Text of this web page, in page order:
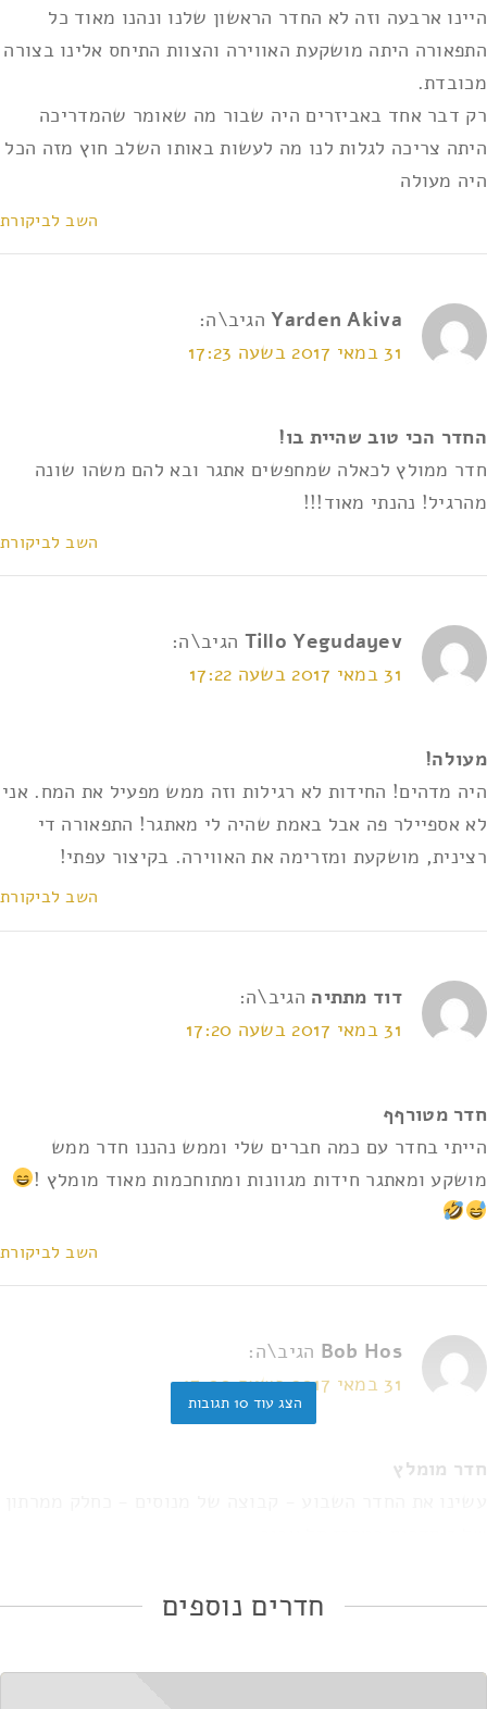
היינו ארבעה וזה לא החדר הראשון שלנו ונהנו מאוד כל
התפאורה היתה מושקעת האווירה והצוות התיחס אלינו בצורה
מכובדת.
רק דבר אחד באביזרים היה שבור מה שאומר שהמדריכה
היתה צריכה לגלות לנו מה לעשות באותו השלב חוץ מזה הכל
היה מעולה
השב לביקורת
Yarden Akiva הגיב\ה:
31 במאי 2017 בשעה 17:23
החדר הכי טוב שהיית בו!
חדר ממולץ לכאלה שמחפשים אתגר ובא להם משהו שונה
מהרגיל! נהנתי מאוד!!!
השב לביקורת
Tillo Yegudayev הגיב\ה:
31 במאי 2017 בשעה 17:22
מעולה!
היה מדהים! החידות לא רגילות וזה ממש מפעיל את המח. אני
לא אספיילר פה אבל באמת שהיה לי מאתגר! התפאורה די
רצינית, מושקעת ומזרימה את האווירה. בקיצור עפתי!
השב לביקורת
דוד מתתיה הגיב\ה:
31 במאי 2017 בשעה 17:20
חדר מטורףף
הייתי בחדר עם כמה חברים שלי וממש נהננו חדר ממש
מושקע ומאתגר חידות מגוונות ומתוחכמות מאוד מומלץ !
השב לביקורת
Bob Hos הגיב\ה:
31 במאי 2017 בשעה 17:00
חדר מומלץ
שעשינו.
הצג עוד 10 תגובות
חדרים נוספים